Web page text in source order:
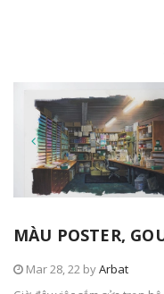
Mar 28, 22 byArbat